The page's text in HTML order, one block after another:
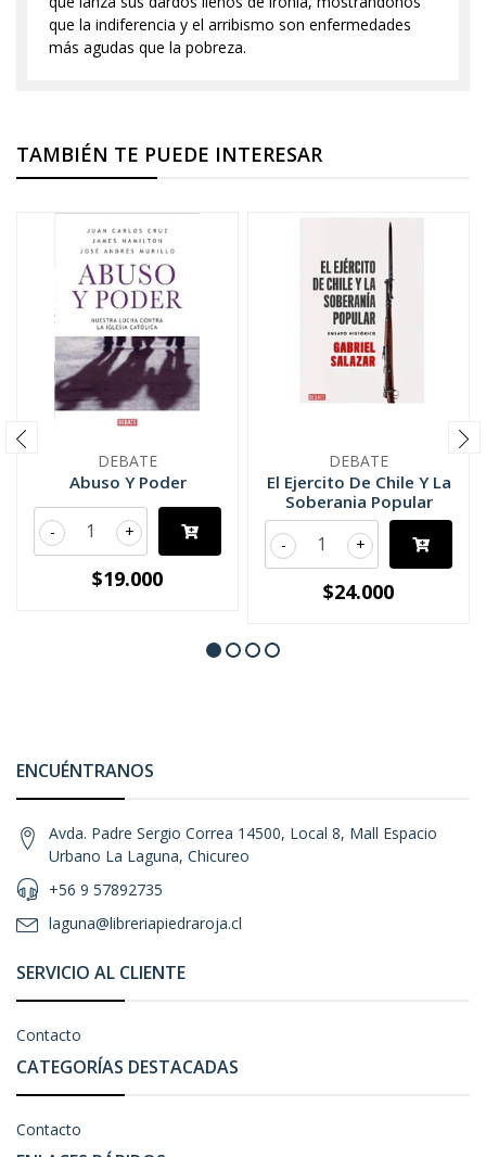
que la indiferencia y el arribismo son enfermedades
más agudas que la pobreza.
TAMBIÉN TE PUEDE INTERESAR
DEBATE
Abuso Y Poder
+
-
$19.000
DEBATE
El Ejercito De Chile Y La
Soberania Popular
+
-
$24.000
ENCUÉNTRANOS
Avda. Padre Sergio Correa 14500, Local 8, Mall Espacio
Urbano La Laguna, Chicureo
+56 9 57892735
laguna@libreriapiedraroja.cl
SERVICIO AL CLIENTE
Contacto
CATEGORÍAS DESTACADAS
Contacto